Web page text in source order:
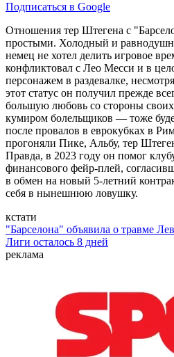
Подписаться в Google
Отношения тер Штегена с
простыми. Холодный и
немец не хотел делить игровое
конфликтовал с Лео Месси и в
персонажем в раздевалке,
этот статус он получил прежде
большую любовь со стороны своих
кумиром болельщиков — тоже
после провалов в еврокубках в
прогоняли Пике, Альбу, тер
Правда, в 2023 году он помог
финансового фейр-плей,
в обмен на новый 5-летний
себя в нынешнюю ловушку.
кстати
"Барселона" объявила о травме
Лиги осталось 8 дней
реклама